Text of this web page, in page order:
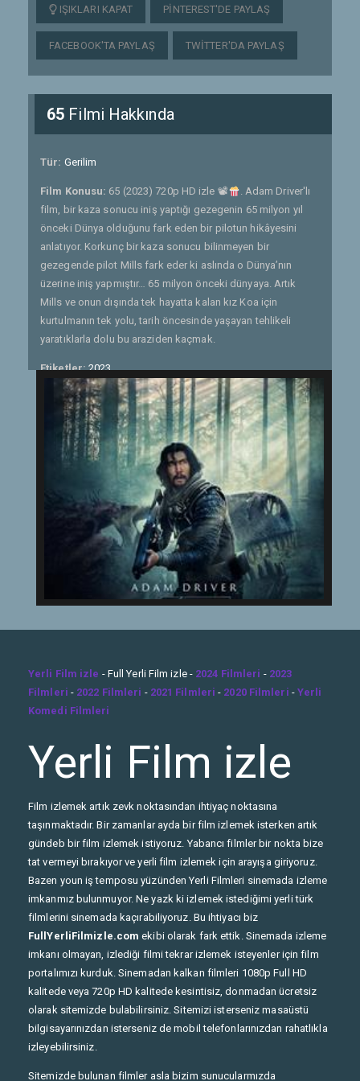
IŞIKLARI KAPAT PINTEREST'DE PAYLAŞ
FACEBOOK'TA PAYLAŞ TWITTER'DA PAYLAŞ
65 Filmi Hakkında
Tür: Gerilim
Film Konusu: 65 (2023) 720p HD izle 📽
. Adam Driver'lı
film, bir kaza sonucu iniş yaptığı gezegenin 65 milyon yıl
önceki Dünya olduğunu fark eden bir pilotun hikâyesini
anlatıyor. Korkunç bir kaza sonucu bilinmeyen bir
gezegende pilot Mills fark eder ki aslında o Dünya’nın
üzerine iniş yapmıştır… 65 milyon önceki dünyaya. Artık
Mills ve onun dışında tek hayatta kalan kız Koa için
kurtulmanın tek yolu, tarih öncesinde yaşayan tehlikeli
yaratıklarla dolu bu araziden kaçmak.
Etiketler:2023
Yerli Film izle - Full Yerli Film izle - 2024 Filmleri - 2023
Filmleri - 2022 Filmleri - 2021 Filmleri - 2020 Filmleri - Yerli
Komedi Filmleri
Yerli Film izle
Film izlemek artık zevk noktasından ihtiyaç noktasına
taşınmaktadır. Bir zamanlar ayda bir film izlemek isterken artık
gündeb bir film izlemek istiyoruz. Yabancı filmler bir nokta bize
tat vermeyi bırakıyor ve yerli film izlemek için arayışa giriyoruz.
Bazen youn iş temposu yüzünden Yerli Filmleri sinemada izleme
imkanmız bulunmuyor. Ne yazk ki izlemek istediğimi yerli türk
filmlerini sinemada kaçırabiliyoruz. Bu ihtiyacı biz
FullYerliFilmizle.com ekibi olarak fark ettik. Sinemada izleme
imkanı olmayan, izlediği filmi tekrar izlemek isteyenler için film
portalımızı kurduk. Sinemadan kalkan filmleri 1080p Full HD
kalitede veya 720p HD kalitede kesintisiz, donmadan ücretsiz
olarak sitemizde bulabilirsiniz. Sitemizi isterseniz masaüstü
bilgisayarınızdan isterseniz de mobil telefonlarınızdan rahatlıkla
izleyebilirsiniz.
Sitemizde bulunan filmler asla bizim sunucularmızda